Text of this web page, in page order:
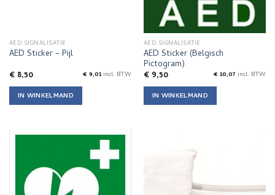
AED SIGNALISATIE
AED Sticker – Pijl
€8,50 €9,01incl. BTW
IN WINKELMAND
AED SIGNALISATIE
AED Sticker (Belgisch
Pictogram)
€9,50 €10,07 incl. BTW
IN WINKELMAND